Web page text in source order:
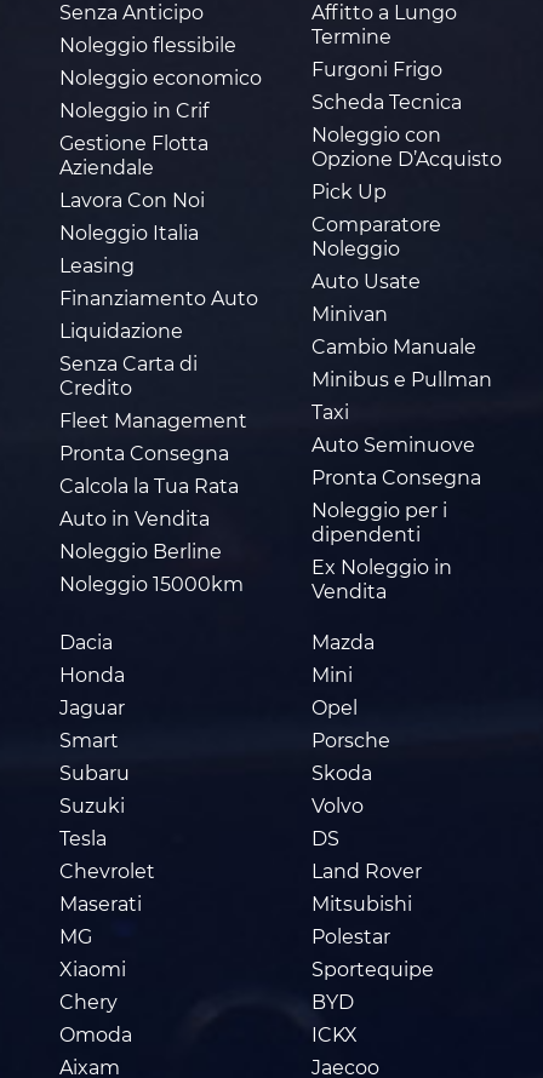
Senza Anticipo
Noleggio flessibile
Noleggio economico
Noleggio in Crif
Gestione Flotta
Aziendale
Lavora Con Noi
Noleggio Italia
Leasing
Finanziamento Auto
Liquidazione
Senza Carta di
Credito
Fleet Management
Pronta Consegna
Calcola la Tua Rata
Auto in Vendita
Noleggio Berline
Noleggio 15000km
Dacia
Honda
Jaguar
Smart
Subaru
Suzuki
Tesla
Chevrolet
Maserati
MG
Xiaomi
Chery
Omoda
Aixam
Mazda
Mini
Opel
Porsche
Skoda
Volvo
DS
Land Rover
Mitsubishi
Polestar
Sportequipe
BYD
ICKX
Jaecoo
Affitto a Lungo
Termine
Furgoni Frigo
Scheda Tecnica
Noleggio con
Opzione D’Acquisto
Pick Up
Comparatore
Noleggio
Auto Usate
Minivan
Cambio Manuale
Minibus e Pullman
Taxi
Auto Seminuove
Pronta Consegna
Noleggio per i
dipendenti
Ex Noleggio in
Vendita